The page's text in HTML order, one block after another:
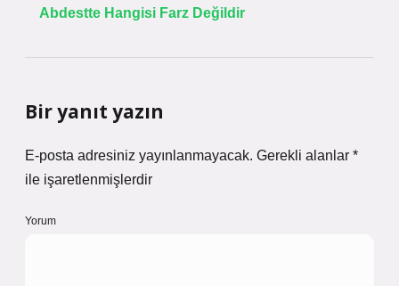
Abdestte Hangisi Farz Değildir
Bir yanıt yazın
E-posta adresiniz yayınlanmayacak. Gerekli alanlar *
ile işaretlenmişlerdir
Yorum